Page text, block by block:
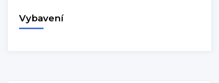
Vybavení